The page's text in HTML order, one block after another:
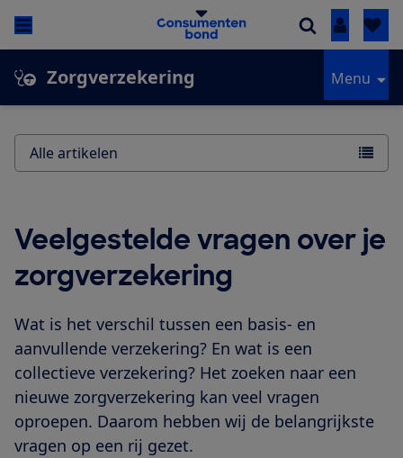
Inloggen
Zorgverzekering Menu
Veelgestelde vragen over je
zorgverzekering
Wat is het verschil tussen een basis- en
aanvullende verzekering? En wat is een
collectieve verzekering? Het zoeken naar een
nieuwe zorgverzekering kan veel vragen
oproepen. Daarom hebben wij de belangrijkste
vragen op een rij gezet.
Alle artikelen